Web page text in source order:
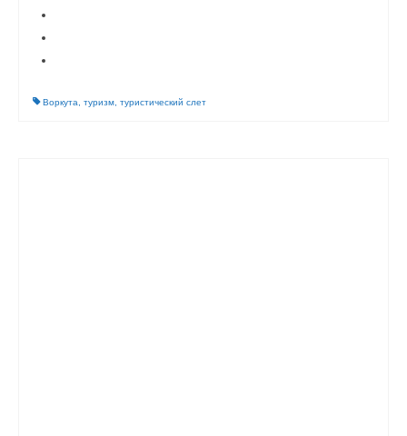
Воркута туризм туристический слет